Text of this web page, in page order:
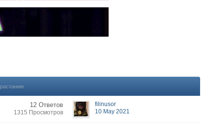
12 Ответов
1315 Просмотров
filinusor
10 May 2021